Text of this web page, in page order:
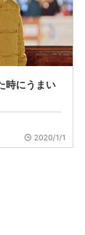
時にうまい
2020/1/1